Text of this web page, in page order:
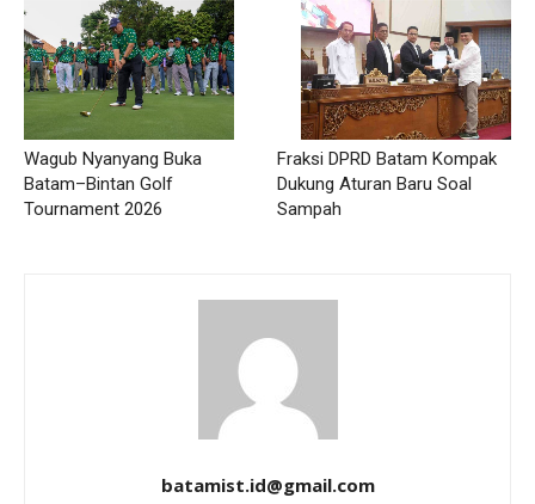
Wagub Nyanyang Buka
Batam–Bintan Golf
Tournament 2026
Fraksi DPRD Batam Kompak
Dukung Aturan Baru Soal
Sampah
batamist.id@gmail.com